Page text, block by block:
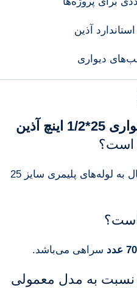
آذین
دیواری
آذین
بله، این محصول دقیقاً برای اتصال به لوله‌های پلیمری سایز 25
است؟
70 عدد سراهی می‌باشد.
به مدل معمولی